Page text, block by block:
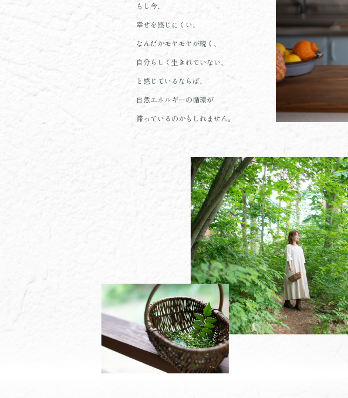
もし今、
幸せを感じにくい、
なんだかモヤモヤが続く、
自分らしく生きれていない、
と感じているならば、
自然エネルギーの循環が
滞っているのかもしれません。